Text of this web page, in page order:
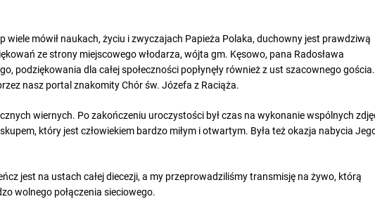
wiele mówił naukach, życiu i zwyczajach Papieża Polaka, duchowny jest prawdziwą
ze strony miejscowego włodarza, wójta gm. Kęsowo, pana Radosława
podziękowania dla całej społeczności popłynęły również z ust szacownego gościa.
nasz portal znakomity Chór św. Józefa z Raciąża.
wiernych. Po zakończeniu uroczystości był czas na wykonanie wspólnych
który jest człowiekiem bardzo miłym i otwartym. Była też okazja nabycia
jest na ustach całej diecezji, a my przeprowadziliśmy transmisję na żywo, którą
wolnego połączenia sieciowego.